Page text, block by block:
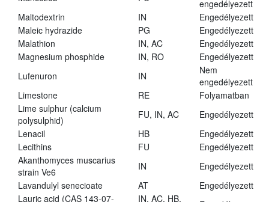
engedélyezett
Maltodextrin
IN
Engedélyezett
Maleic hydrazide
PG
Engedélyezett
Malathion
IN, AC
Engedélyezett
Magnesium phosphide
IN, RO
Engedélyezett
Lufenuron
IN
Nem
engedélyezett
Limestone
RE
Folyamatban
Lime sulphur (calcium
polysulphid)
FU, IN, AC
Engedélyezett
Lenacil
HB
Engedélyezett
Lecithins
FU
Engedélyezett
Akanthomyces muscarius
strain Ve6
IN
Engedélyezett
Lavandulyl senecioate
AT
Engedélyezett
Lauric acid (CAS 143-07-
IN, AC, HB,